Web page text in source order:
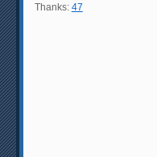
Thanks: 47